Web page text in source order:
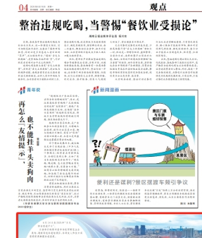
Learn More